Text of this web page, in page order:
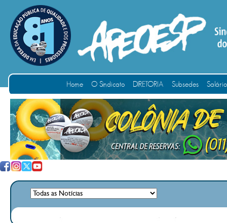
Home O Sindicato DIRETORIA Subsedes